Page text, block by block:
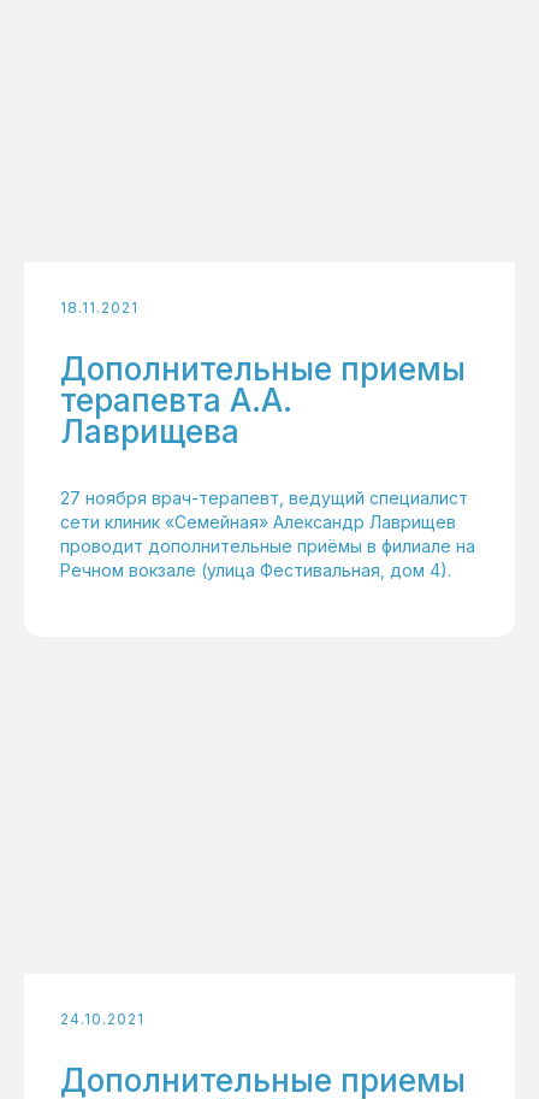
18.11.2021
Дополнительные приемы
терапевта А.А.
Лаврищева
27 ноября врач-терапевт, ведущий специалист
сети клиник «Семейная» Александр Лаврищев
проводит дополнительные приёмы в филиале на
Речном вокзале (улица Фестивальная, дом 4).
24.10.2021
Дополнительные приемы